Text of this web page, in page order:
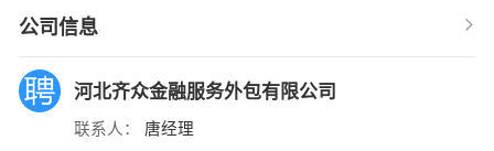
公司信息
河北齐众金融服务外包有限公司
联系人： 唐经理